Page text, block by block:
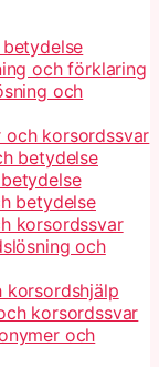
och förklaring
och
korsordssvar
betydelse
betydelse
korsordssvar
och
korsordshjälp
korsordssvar
och